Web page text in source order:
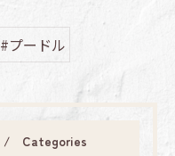
#プードル
Categories